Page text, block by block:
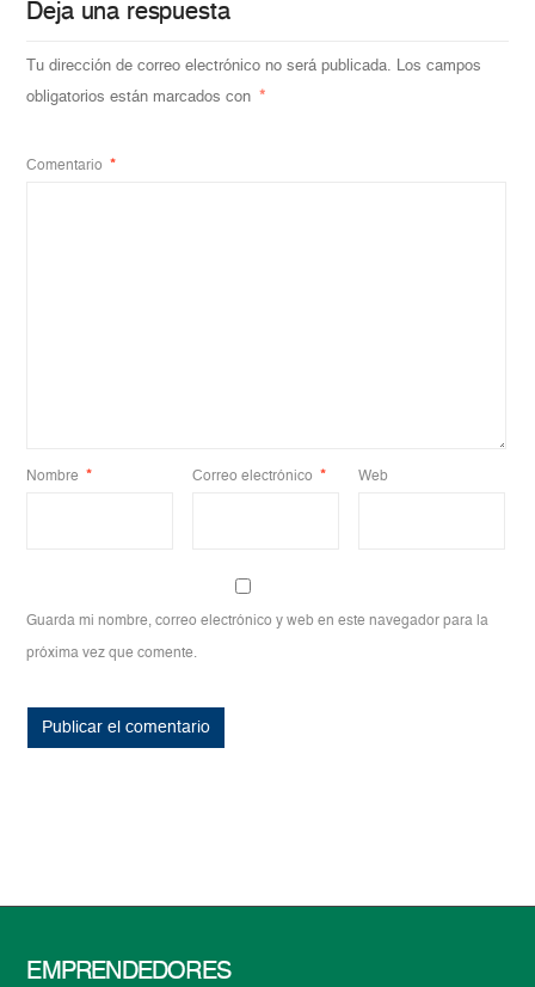
Deja una respuesta
Tu dirección de correo electrónico no será publicada. Los campos
obligatorios están marcados con
*
Comentario *
Nombre * Correo electrónico * Web
Guarda mi nombre, correo electrónico y web en este navegador para la
próxima vez que comente.
EMPRENDEDORES